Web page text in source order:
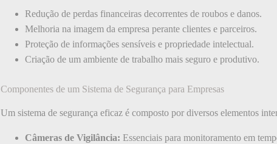
Redução de perdas financeiras decorrentes de roubos e danos.
Melhoria na imagem da empresa perante clientes e parceiros.
Proteção de informações sensíveis e propriedade intelectual.
Criação de um ambiente de trabalho mais seguro e produtivo.
Componentes de um Sistema de Segurança para Empresas
Um sistema de segurança eficaz é composto por diversos elementos
Câmeras de Vigilância: Essenciais para monitoramento em